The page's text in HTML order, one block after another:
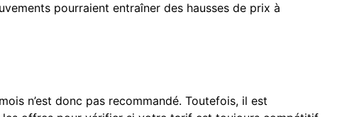
pourraient entraîner des hausses de prix à
n’est donc pas recommandé. Toutefois, il est